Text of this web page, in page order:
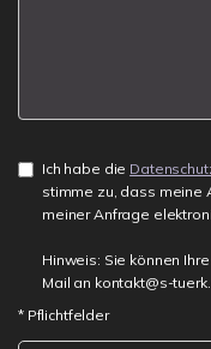
Ich habe die
stimme zu, dass meine
meiner Anfrage
Hinweis: Sie können
Mail an kontakt@s-
* Pflichtfelder